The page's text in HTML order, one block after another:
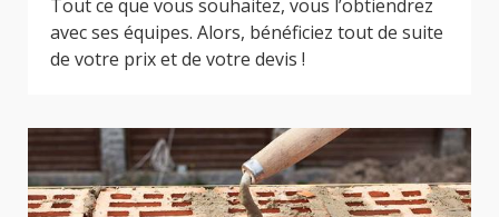
Tout ce que vous souhaitez, vous l’obtiendrez
avec ses équipes. Alors, bénéficiez tout de suite
de votre prix et de votre devis !